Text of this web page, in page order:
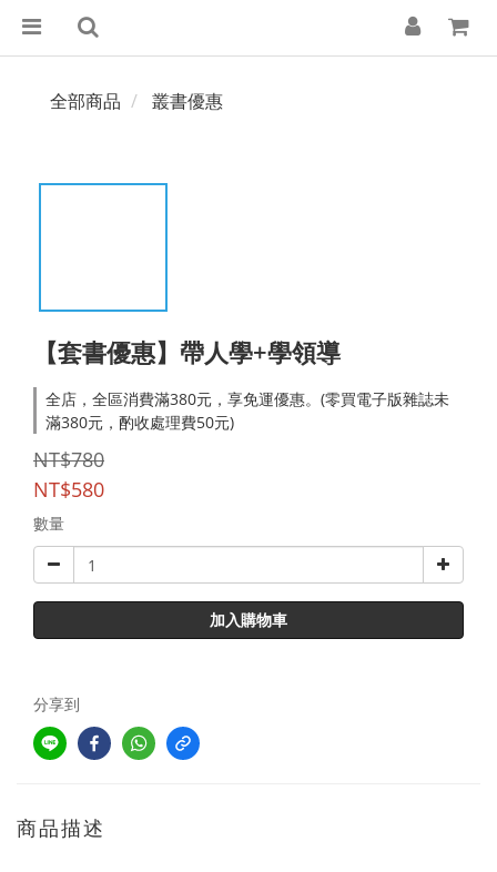
全部商品 叢書優惠
【套書優惠】帶人學+學領導
全店，全區消費滿380元，享免運優惠。(零買電子版雜誌未
滿380元，酌收處理費50元)
NT$780
NT$580
數量
加入購物車
分享到
商品描述